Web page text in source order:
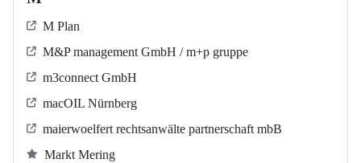
M Plan
M&P management GmbH / m+p gruppe
m3connect GmbH
macOIL Nürnberg
maierwoelfert rechtsanwälte partnerschaft mbB
Markt Mering